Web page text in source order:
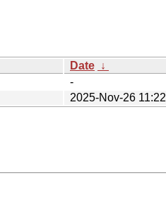
Date ↓
-
2025-Nov-26 11:22